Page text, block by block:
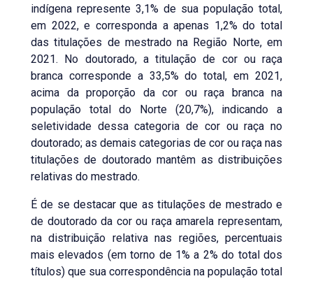
indígena represente 3,1% de sua população total,
em 2022, e corresponda a apenas 1,2% do total
das titulações de mestrado na Região Norte, em
2021. No doutorado, a titulação de cor ou raça
branca corresponde a 33,5% do total, em 2021,
acima da proporção da cor ou raça branca na
população total do Norte (20,7%), indicando a
seletividade dessa categoria de cor ou raça no
doutorado; as demais categorias de cor ou raça nas
titulações de doutorado mantêm as distribuições
relativas do mestrado.
É de se destacar que as titulações de mestrado e
de doutorado da cor ou raça amarela representam,
na distribuição relativa nas regiões, percentuais
mais elevados (em torno de 1% a 2% do total dos
títulos) que sua correspondência na população total